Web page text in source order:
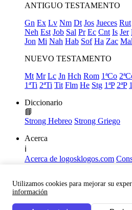
Utilizamos cookies para mejorar su
información
ANTIGUO TESTAMENTO
Gn Ex Lv Nm Dt Jos Jueces Rut
Neh Est Job Sal Pr Ec Cnt Is Jer
Jon Mi Nah Hab Sof Ha Zac Mal
NUEVO TESTAMENTO
Mt Mr Lc Jn Hch Rom 1ªCo
1ªTi 2ªTi Tit Flm He Stg 1ªP 2ªP
Diccionario
📘
Strong Hebreo Strong Griego
Acerca
ℹ️
Acerca de logosklogos.com
Links útiles
Facebook